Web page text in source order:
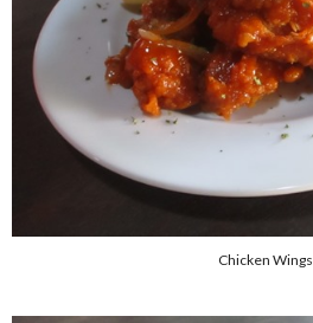
Chicken Wings